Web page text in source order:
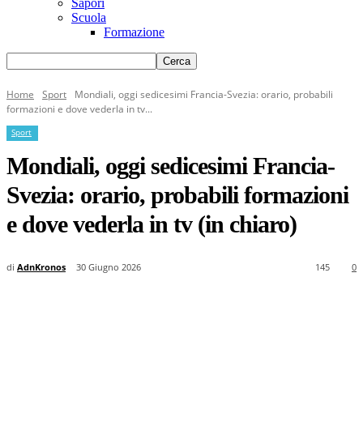
Sapori
Scuola
Formazione
Home Sport
Mondiali, oggi sedicesimi Francia-Svezia: orario, probabili
formazioni e dove vederla in tv...
Sport
Mondiali, oggi sedicesimi Francia-
Svezia: orario, probabili formazioni
e dove vederla in tv (in chiaro)
di AdnKronos 30 Giugno 2026 0
145